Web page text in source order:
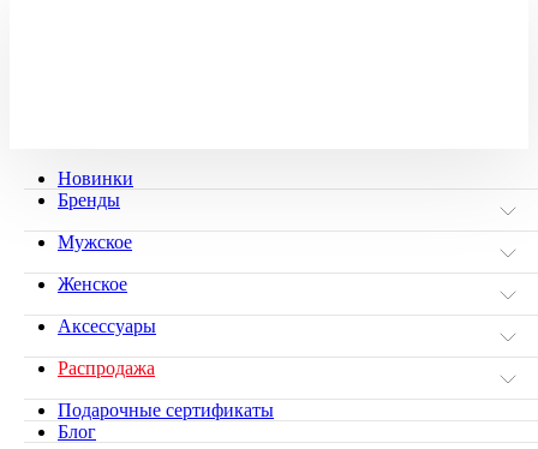
Новинки
Бренды
Мужское
Женское
Аксессуары
Распродажа
Подарочные сертификаты
Блог